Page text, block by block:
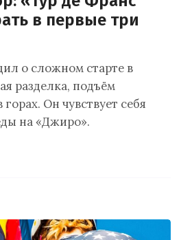
в первые три
о сложном старте в
разделка, подъём
Он чувствует себя
на «Джиро».